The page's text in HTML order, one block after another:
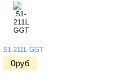
S1-211L GGT
0руб